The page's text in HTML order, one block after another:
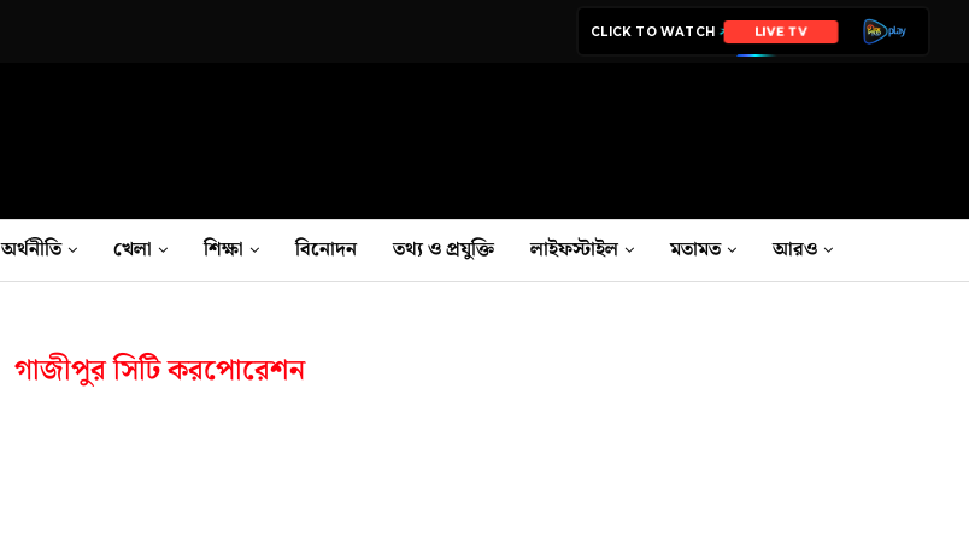
CLICK TO WATCH LIVE TV
অর্থনীতি খেলা শিক্ষা বিনোদন তথ‍্য ও প্রযুক্তি লাইফস্টাইল মতামত আরও
গাজীপুর সিটি করপোরেশন